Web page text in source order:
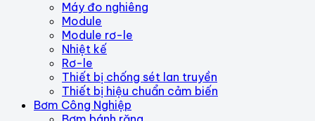
Máy đo nghiêng
Module
Module rơ-le
Nhiệt kế
Rơ-le
Thiết bị chống sét lan truyền
Thiết bị hiệu chuẩn cảm biến
Bơm Công Nghiệp